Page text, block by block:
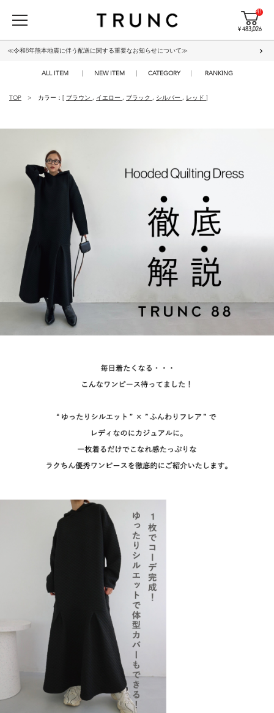
41
¥ 483,026
≪令和8年熊本地震に伴う配送に関する重要なお知らせについて≫
ALL ITEM NEW ITEM CATEGORY RANKING
TOP カラー：[ ブラウン , イエロー , ブラック , シルバー , レッド